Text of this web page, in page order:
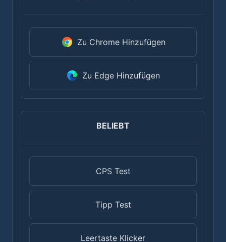
Zu Chrome Hinzufügen
Zu Edge Hinzufügen
BELIEBT
CPS Test
Tipp Test
Leertaste Klicker